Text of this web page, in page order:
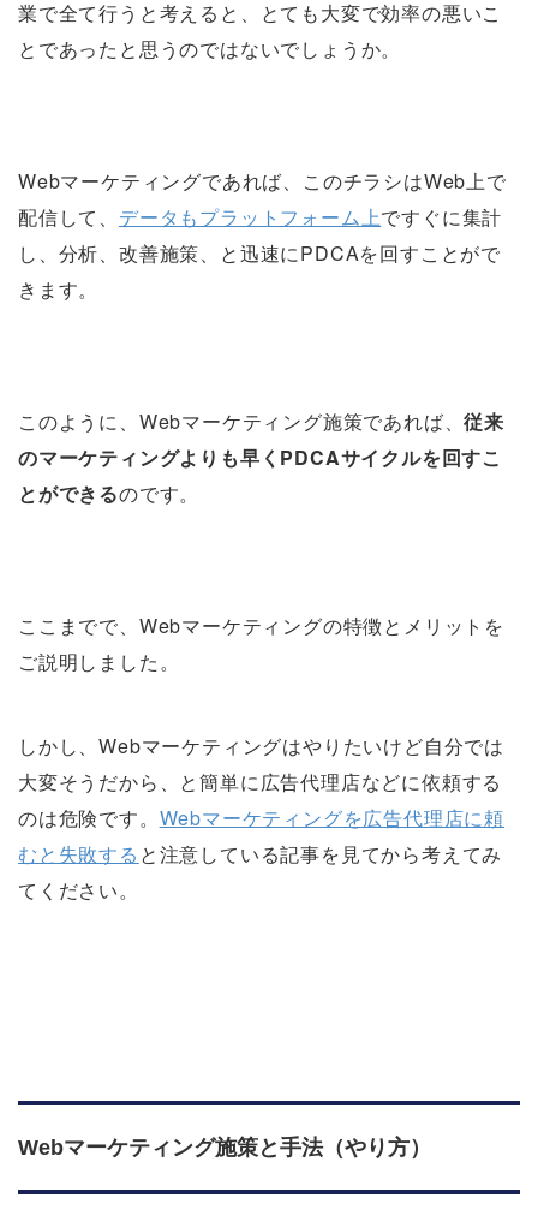
業で全て行うと考えると、とても大変で効率の悪いこ
とであったと思うのではないでしょうか。
Webマーケティングであれば、このチラシはWeb上で
配信して、 データもプラットフォーム上ですぐに集計
し、分析、改善施策、と迅速にPDCAを回すことがで
きます。
このように、Webマーケティング施策であれば、従来
のマーケティングよりも早くPDCAサイクルを回すこ
とができるのです。
ここまでで、Webマーケティングの特徴とメリットを
ご説明しました。
しかし、Webマーケティングはやりたいけど自分では
大変そうだから、と簡単に広告代理店などに依頼する
のは危険です。 Webマーケティングを広告代理店に頼
むと失敗する と注意している記事を見てから考えてみ
てください。
Webマーケティング施策と手法（やり方）